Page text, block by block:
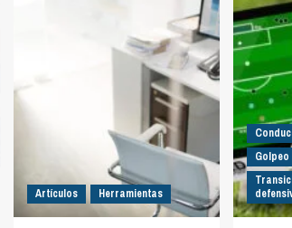
Artículos Herramientas
Golpeo